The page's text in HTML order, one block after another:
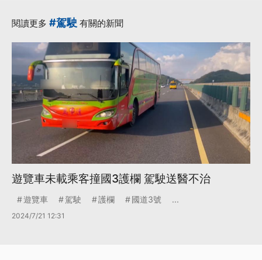
閱讀更多 #駕駛 有關的新聞
遊覽車未載乘客撞國3護欄 駕駛送醫不治
遊覽車 駕駛 護欄 國道3號 ...
2024/7/21 12:31